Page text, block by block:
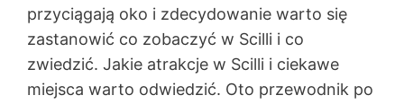
przyciągają oko i zdecydowanie warto się
zastanowić co zobaczyć w Scilli i co
zwiedzić. Jakie atrakcje w Scilli i ciekawe
miejsca warto odwiedzić. Oto przewodnik po